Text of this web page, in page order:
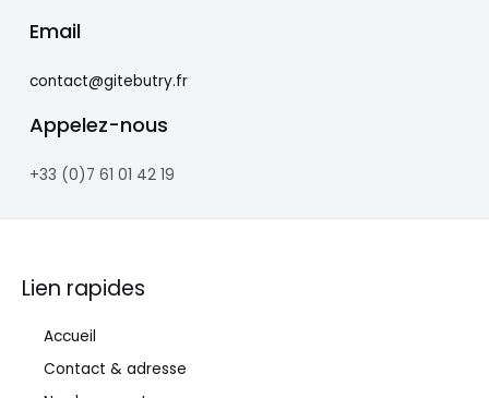
Email
contact@gitebutry.fr
Appelez-nous
+33 (0)7 61 01 42 19
Lien rapides
Accueil
Contact & adresse